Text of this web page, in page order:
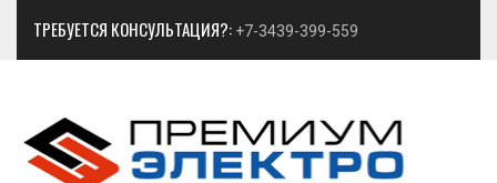
ТРЕБУЕТСЯ КОНСУЛЬТАЦИЯ?: +7-3439-399-559